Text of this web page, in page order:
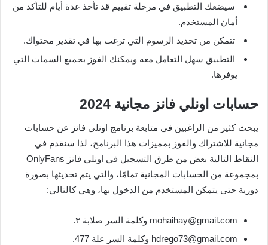
سيضعك التطبيق في مرحلة تقييم قد تأخذ عدة أيام للتأكد من
أمان المستخدم.
تتمكن من تحديد الرسوم التي ترغب بها في تقدير محتواك.
التطبيق سهل التعامل معه ويمكنك الفوز بجميع السمات التي
يوفرها.
حسابات اونلي فانز مجانية 2024
يبحث كثير من الراغبين في متابعة برنامج اونلي فانز عن حسابات
مجانية للاشتراك والفوز بمميزات هذا البرنامج، لذا سنقدم في
النقاط التالية بعض من طرق التسجيل في اونلي فانز OnlyFans
بمجموعة من الحسابات المجانية تمامًا، والتي يتم تحديثها بصورة
دورية حتى يتمكن المستخدم من الدخول بها، وهي كالتالي:
mohaihay@gmail.com وكلمة السر صلابة ٣.
hdrego73@gmail.com وكلمة السر علة 477.